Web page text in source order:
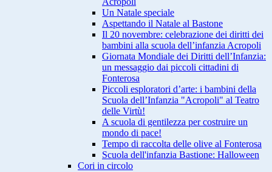
Un Natale speciale
Aspettando il Natale al Bastone
Il 20 novembre: celebrazione dei diritti dei
bambini alla scuola dell’infanzia Acropoli
Giornata Mondiale dei Diritti dell’Infanzia:
un messaggio dai piccoli cittadini di
Fonterosa
Piccoli esploratori d’arte: i bambini della
Scuola dell’Infanzia "Acropoli" al Teatro
delle Virtù!
A scuola di gentilezza per costruire un
mondo di pace!
Tempo di raccolta delle olive al Fonterosa
Scuola dell'infanzia Bastione: Halloween
Cori in circolo